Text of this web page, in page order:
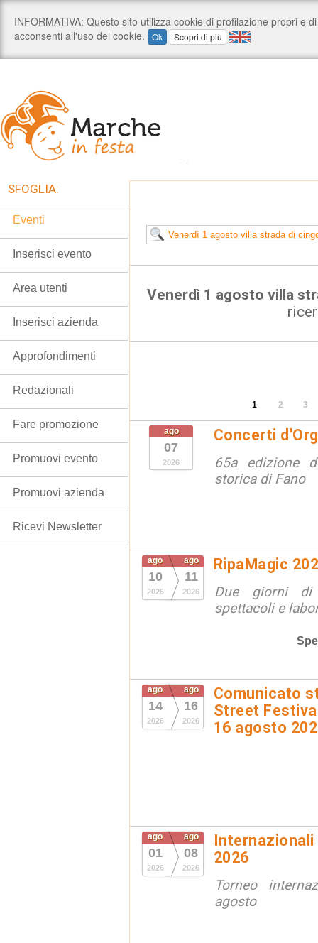
Venerdì 1 agosto villa
1 2 3
ago
07
2026
Concerti
65a edizione
storica di Fano
ago
10
2026
ago
11
2026
RipaMagic
Due giorni di
spettacoli e
ago
14
2026
ago
16
2026
Comunicato
Street
16 agosto
ago
01
2026
ago
08
2026
Internazionali
2026
Torneo
agosto
SFOGLIA:
Eventi
Inserisci evento
Area utenti
Inserisci azienda
Approfondimenti
Redazionali
Fare promozione
Promuovi evento
Promuovi azienda
Ricevi Newsletter